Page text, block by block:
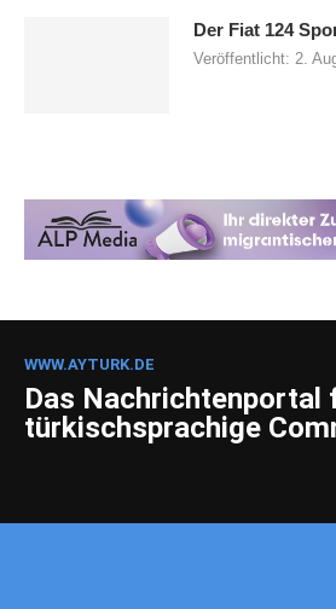
Der Fiat 124
Veröffentlicht: 2.
WWW.AYTURK.DE
Das Nachrichtenportal
türkischsprachige